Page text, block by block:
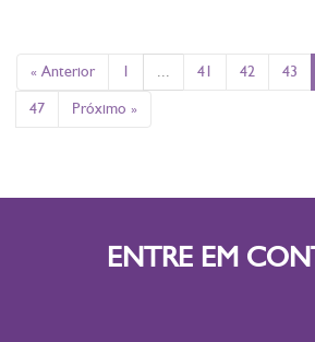
« Anterior 1 ... 41 42 43
47
Próximo »
ENTRE EM